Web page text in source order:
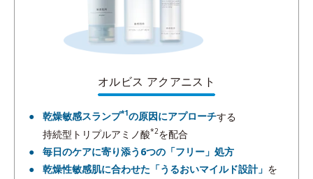
オルビス アクアニスト
乾燥敏感スランプ*1の原因にアプローチする
持続型トリプルアミノ酸*2を配合
毎日のケアに寄り添う6つの「フリー」処方
乾燥性敏感肌に合わせた「うるおいマイルド設計」 を